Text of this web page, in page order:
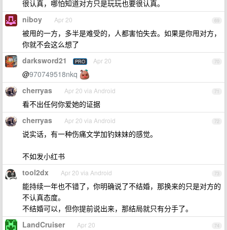
很认真，哪怕知道对方只是玩玩也要很认真。
69
niboy Apr 20
被甩的一方，多半是难受的，人都害怕失去。如果是你甩对方，
你就不会这么想了
70
darksword21 PRO Apr 20
@970749518nkq
71
cherryas Apr 20 via Android
看不出任何你爱她的证据
72
cherryas Apr 20 via Android
说实话，有一种伤痛文学加钓妹妹的感觉。
不如发小红书
73
tool2dx Apr 20 via Android
能持续一年也不错了，你明确说了不结婚，那换来的只是对方的
不认真态度。
不结婚可以，但你提前说出来，那结局就只有分手了。
74
LandCruiser Apr 20